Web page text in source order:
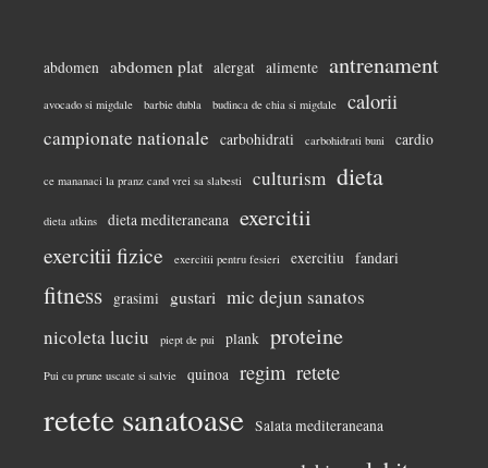
abdomen abdomen plat alergat alimente antrenament
avocado si migdale barbie dubla budinca de chia si migdale calorii
campionate nationale carbohidrati carbohidrati buni cardio
ce mananaci la pranz cand vrei sa slabesti culturism dieta
dieta atkins dieta mediteraneana exercitii
exercitii fizice exercitii pentru fesieri exercitiu fandari
fitness grasimi gustari mic dejun sanatos
nicoleta luciu
piept de pui plank proteine
Pui cu prune uscate si salvie quinoa regim retete
retete sanatoase Salata mediteraneana